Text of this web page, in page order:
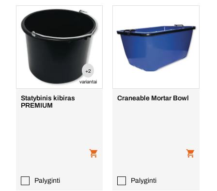
+2
variantai
Statybinis kibiras
PREMIUM
Palyginti
Craneable Mortar Bowl
Palyginti